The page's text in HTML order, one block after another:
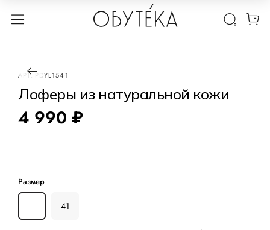
1 / 3
АРТ. PDYL154-1
Лоферы из натуральной кожи
4 990 ₽
Размер
41